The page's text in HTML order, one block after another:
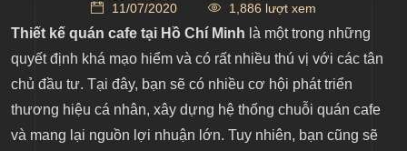
Làm thế nào để thiết kế quán cafe trở nên thu hút?
Đồng hành cùng đơn vị thiết kế quán cafe chuyên
nghiệp
11/07/2020 1,886 lượt xem
Thiết kế quán cafe tại Hồ Chí Minh là một trong những
quyết định khá mạo hiểm và có rất nhiều thú vị với các tân
chủ đầu tư. Tại đây, bạn sẽ có nhiều cơ hội phát triển
thương hiệu cá nhân, xây dựng hệ thống chuỗi quán cafe
và mang lại nguồn lợi nhuận lớn. Tuy nhiên, bạn cũng sẽ